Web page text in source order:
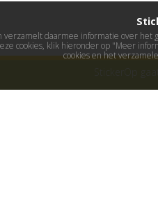
StickerOp
daarmee informatie over
cookies, klik hieronder op "Meer
cookies en het